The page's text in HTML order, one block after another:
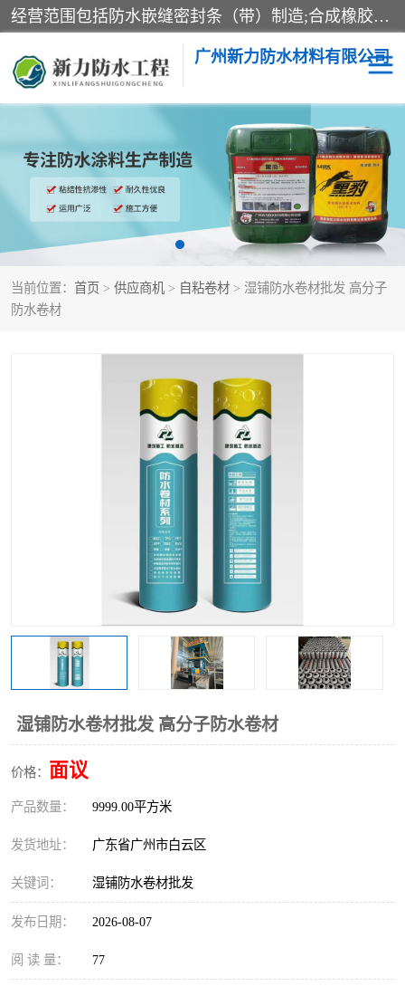
经营范围包括防水嵌缝密封条（带）制造;合成橡胶制造（监控化学品、危险化学品除外）;沥青混合物制造;防水胶粘带制造;其他合成材料制造（监控化学品、危险化学品除外）;涂料制造（监控化学品、危险化学品除外）;建筑结构防水补漏;防水建筑材料制造;粘合剂制造（监控化学品、危险化学品除外）;涂料零售;广州新力防水材料有限公司具有1处分支机构。
广州新力防水材料有限公司
当前位置： 首页 > 供应商机 > 自粘卷材 > 湿铺防水卷材批发 高分子
防水卷材
湿铺防水卷材批发 高分子防水卷材
价格： 面议
产品数量： 9999.00平方米
发货地址： 广东省广州市白云区
关键词： 湿铺防水卷材批发
发布日期： 2026-08-07
阅 读 量： 77
黑豹防水胶 建筑108胶水
乳化沥青防水涂料 自粘卷材
非固化橡胶防水涂料